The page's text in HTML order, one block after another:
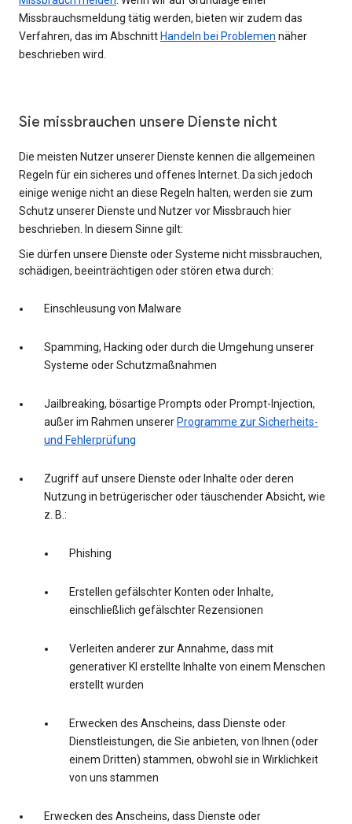
Missbrauchsmeldung tätig werden, bieten wir zudem das
Verfahren, das im Abschnitt Handeln bei Problemen näher
beschrieben wird.
Sie missbrauchen unsere Dienste nicht
Die meisten Nutzer unserer Dienste kennen die allgemeinen
Regeln für ein sicheres und offenes Internet. Da sich jedoch
einige wenige nicht an diese Regeln halten, werden sie zum
Schutz unserer Dienste und Nutzer vor Missbrauch hier
beschrieben. In diesem Sinne gilt:
Sie dürfen unsere Dienste oder Systeme nicht missbrauchen,
schädigen, beeinträchtigen oder stören etwa durch:
Einschleusung von Malware
Spamming, Hacking oder durch die Umgehung unserer
Systeme oder Schutzmaßnahmen
Jailbreaking, bösartige Prompts oder Prompt-Injection,
außer im Rahmen unserer Programme zur Sicherheits-
und Fehlerprüfung
Zugriff auf unsere Dienste oder Inhalte oder deren
Nutzung in betrügerischer oder täuschender Absicht, wie
z. B.:
Phishing
Erstellen gefälschter Konten oder Inhalte,
einschließlich gefälschter Rezensionen
Verleiten anderer zur Annahme, dass mit
generativer KI erstellte Inhalte von einem Menschen
erstellt wurden
Erwecken des Anscheins, dass Dienste oder
Dienstleistungen, die Sie anbieten, von Ihnen (oder
einem Dritten) stammen, obwohl sie in Wirklichkeit
von uns stammen
Erwecken des Anscheins, dass Dienste oder